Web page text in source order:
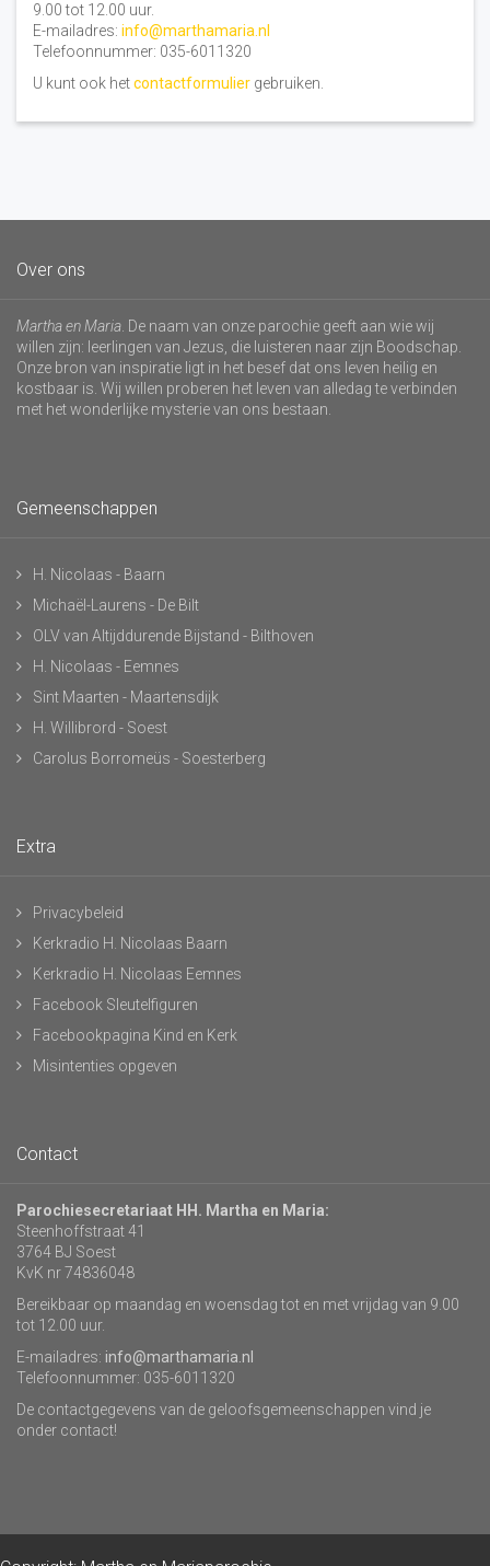
9.00 tot 12.00 uur.
E-mailadres: info@marthamaria.nl
Telefoonnummer: 035-6011320
U kunt ook hetcontactformulier gebruiken.
Over ons
Martha en Maria . De naam van onze parochie geeft aan wie wij
willen zijn: leerlingen van Jezus, die luisteren naar zijn Boodschap.
Onze bron van inspiratie ligt in het besef dat ons leven heilig en
kostbaar is. Wij willen proberen het leven van alledag te verbinden
met het wonderlijke mysterie van ons bestaan.
Gemeenschappen
H. Nicolaas - Baarn
Michaël-Laurens - De Bilt
OLV van Altijddurende Bijstand - Bilthoven
H. Nicolaas - Eemnes
Sint Maarten - Maartensdijk
H. Willibrord - Soest
Carolus Borromeüs - Soesterberg
Extra
Privacybeleid
Kerkradio H. Nicolaas Baarn
Kerkradio H. Nicolaas Eemnes
Facebook Sleutelfiguren
Facebookpagina Kind en Kerk
Misintenties opgeven
Contact
Parochiesecretariaat HH. Martha en Maria:
Steenhoffstraat 41
3764 BJ Soest
KvK nr 74836048
Bereikbaar op maandag en woensdag tot en met vrijdag van 9.00
tot 12.00 uur.
E-mailadres: info@marthamaria.nl
Telefoonnummer: 035-6011320
De contactgegevens van de geloofsgemeenschappen vind je
onder contact!